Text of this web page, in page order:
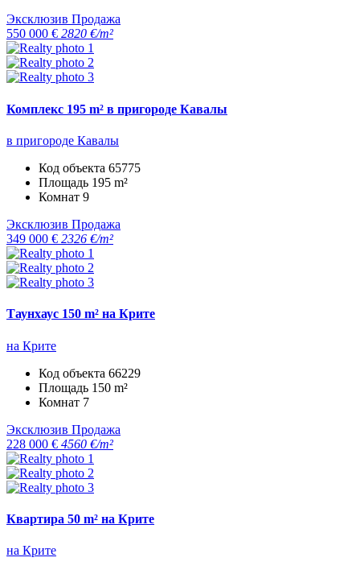
Эксклюзив Продажа
550 000 € 2820 €/m²
Комплекс 195 m² в пригороде Кавалы
в пригороде Кавалы
Код объекта 65775
Площадь 195 m²
Комнат 9
Эксклюзив Продажа
349 000 € 2326 €/m²
Таунхаус 150 m² на Крите
на Крите
Код объекта 66229
Площадь 150 m²
Комнат 7
Эксклюзив Продажа
228 000 € 4560 €/m²
Квартира 50 m² на Крите
на Крите